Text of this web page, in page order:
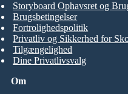
Om
Storyboard Ophavsret og
Brugsbetingelser
Fortrolighedspolitik
Privatliv og Sikkerhed for
Tilgængelighed
Dine Privatlivsvalg